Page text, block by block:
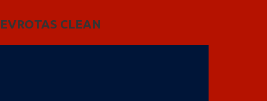
EVROTAS CLEAN